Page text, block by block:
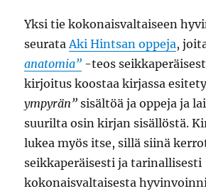
Yksi tie kokonaisvaltaiseen
seurataAki Hintsan oppeja,
anatomia” -teos
kirjoitus koostaa kirjassa
ympyrän” sisältöä ja oppeja ja
suurilta osin kirjan sisällöstä.
lukea myös itse, sillä siinä
seikkaperäisesti ja tarinallisesti
kokonaisvaltaisesta